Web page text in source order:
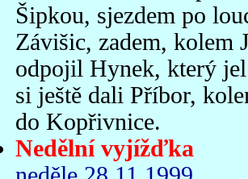
Šipkou, sjezdem po
Závišic, zadem, kolem
odpojil Hynek, který
si ještě dali Příbor,
do Kopřivnice.
Nedělní vyjížďka